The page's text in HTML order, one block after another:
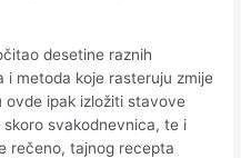
desetine raznih
i metoda koje rasteruju zmije
ovde ipak izložiti stavove
svakodnevnica, te i
rečeno, tajnog recepta